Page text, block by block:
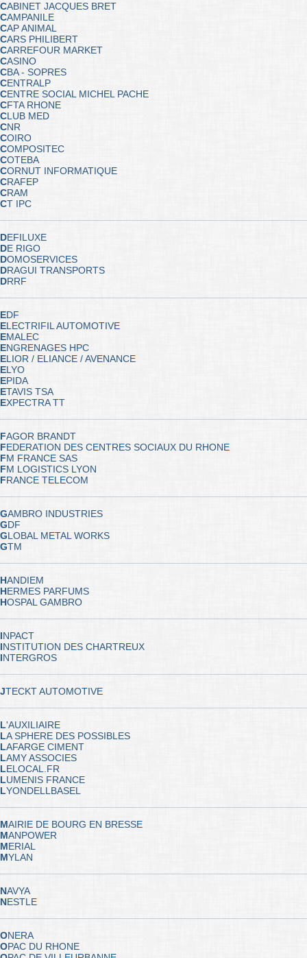
CABINET JACQUES BRET
CAMPANILE
CAP ANIMAL
CARS PHILIBERT
CARREFOUR MARKET
CASINO
CBA - SOPRES
CENTRALP
CENTRE SOCIAL MICHEL PACHE
CFTA RHONE
CLUB MED
CNR
COIRO
COMPOSITEC
COTEBA
CORNUT INFORMATIQUE
CRAFEP
CRAM
CT IPC
DEFILUXE
DE RIGO
DOMOSERVICES
DRAGUI TRANSPORTS
DRRF
EDF
ELECTRIFIL AUTOMOTIVE
EMALEC
ENGRENAGES HPC
ELIOR / ELIANCE / AVENANCE
ELYO
EPIDA
ETAVIS TSA
EXPECTRA TT
FAGOR BRANDT
FEDERATION DES CENTRES SOCIAUX DU RHONE
FM FRANCE SAS
FM LOGISTICS LYON
FRANCE TELECOM
GAMBRO INDUSTRIES
GDF
GLOBAL METAL WORKS
GTM
HANDIEM
HERMES PARFUMS
HOSPAL GAMBRO
INPACT
INSTITUTION DES CHARTREUX
INTERGROS
JTECKT AUTOMOTIVE
L'AUXILIAIRE
LA SPHERE DES POSSIBLES
LAFARGE CIMENT
LAMY ASSOCIES
LELOCAL.FR
LUMENIS FRANCE
LYONDELLBASEL
MAIRIE DE BOURG EN BRESSE
MANPOWER
MERIAL
MYLAN
NAVYA
NESTLE
ONERA
OPAC DU RHONE